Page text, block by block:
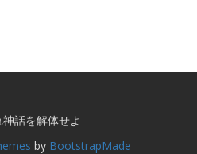
話を解体せよ
by BootstrapMade